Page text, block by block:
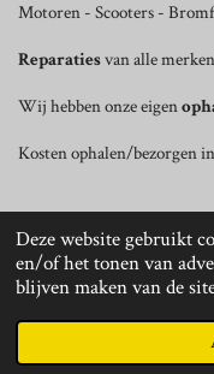
Deze website gebruikt
en/of het tonen van
blijven maken van de
Motoren - Scooters -
Reparatiesvan alle
Wij hebben onze eigen
Kosten ophalen/bezorgen
© 2019 - 2026 Hans
Powered by JouwWeb